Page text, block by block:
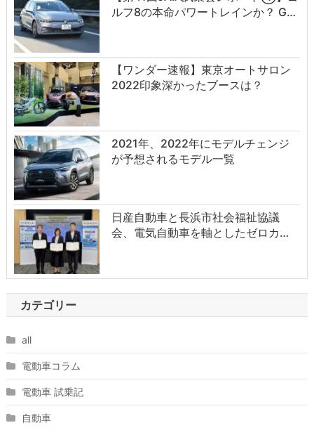
ルフ8の本命パワートレインか？ G…
【ワンダー速報】東京オートサロン
2022印象深かったブースは？
2021年、2022年にモデルチェンジ
が予想されるモデル一覧
日産自動車と長浜市社会福祉協議
会、電気自動車を軸としたゼロカ…
カテゴリー
all
電動車コラム
電動車 試乗記
自動車